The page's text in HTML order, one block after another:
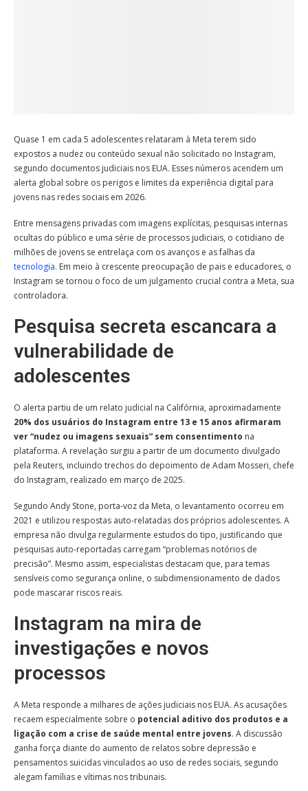
Quase 1 em cada 5 adolescentes relataram à Meta terem sido
expostos a nudez ou conteúdo sexual não solicitado no Instagram,
segundo documentos judiciais nos EUA. Esses números acendem um
alerta global sobre os perigos e limites da experiência digital para
jovens nas redes sociais em 2026.
Entre mensagens privadas com imagens explícitas, pesquisas internas
ocultas do público e uma série de processos judiciais, o cotidiano de
milhões de jovens se entrelaça com os avanços e as falhas da
tecnologia. Em meio à crescente preocupação de pais e educadores, o
Instagram se tornou o foco de um julgamento crucial contra a Meta, sua
controladora.
Pesquisa secreta escancara a
vulnerabilidade de
adolescentes
O alerta partiu de um relato judicial na Califórnia, aproximadamente
20% dos usuários do Instagram entre 13 e 15 anos afirmaram
ver “nudez ou imagens sexuais” sem consentimento na
plataforma. A revelação surgiu a partir de um documento divulgado
pela Reuters, incluindo trechos do depoimento de Adam Mosseri, chefe
do Instagram, realizado em março de 2025.
Segundo Andy Stone, porta-voz da Meta, o levantamento ocorreu em
2021 e utilizou respostas auto-relatadas dos próprios adolescentes. A
empresa não divulga regularmente estudos do tipo, justificando que
pesquisas auto-reportadas carregam “problemas notórios de
precisão”. Mesmo assim, especialistas destacam que, para temas
sensíveis como segurança online, o subdimensionamento de dados
pode mascarar riscos reais.
Instagram na mira de
investigações e novos
processos
A Meta responde a milhares de ações judiciais nos EUA. As acusações
recaem especialmente sobre o potencial aditivo dos produtos e a
ligação com a crise de saúde mental entre jovens. A discussão
ganha força diante do aumento de relatos sobre depressão e
pensamentos suicidas vinculados ao uso de redes sociais, segundo
alegam famílias e vítimas nos tribunais.